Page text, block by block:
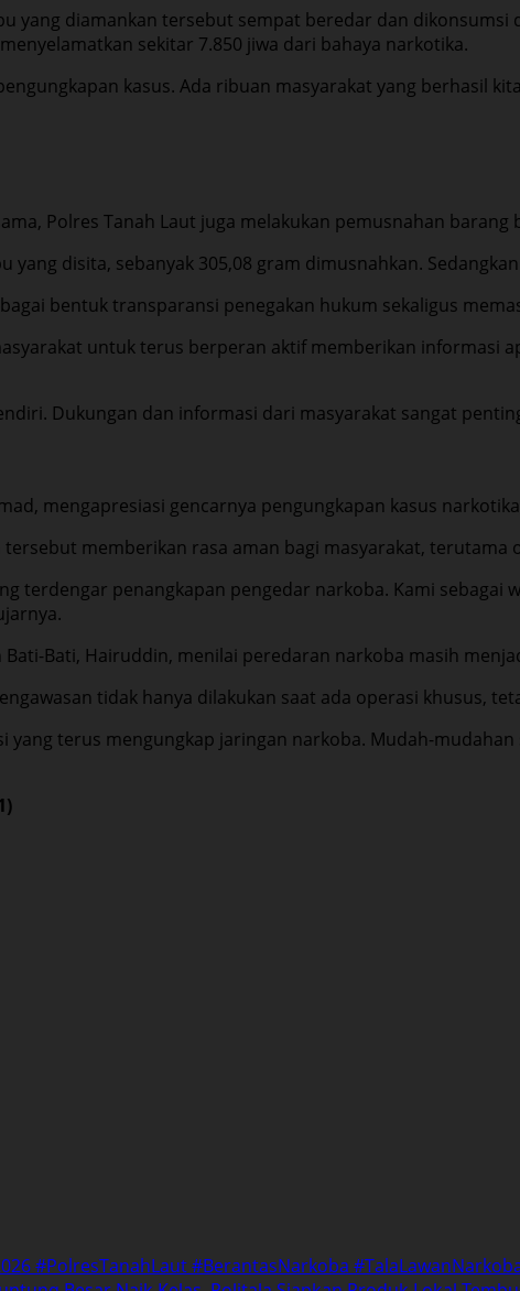
yang diamankan tersebut sempat beredar dan
sekitar 7.850 jiwa dari bahaya narkotika.
kasus. Ada ribuan masyarakat yang berhasil
Polres Tanah Laut juga melakukan pemusnahan
yang disita, sebanyak 305,08 gram dimusnahkan.
bentuk transparansi penegakan hukum sekaligus
untuk terus berperan aktif memberikan informasi
Dukungan dan informasi dari masyarakat sangat
mengapresiasi gencarnya pengungkapan kasus
memberikan rasa aman bagi masyarakat,
terdengar penangkapan pengedar narkoba. Kami
Bati-Bati, Hairuddin, menilai peredaran narkoba masih
tidak hanya dilakukan saat ada operasi khusus,
yang terus mengungkap jaringan narkoba. Mudah-
#PolresTanahLaut #BerantasNarkoba